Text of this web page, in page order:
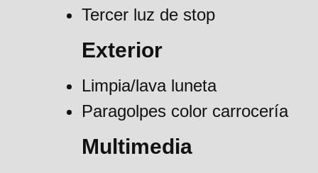
Tercer luz de stop
Exterior
Limpia/lava luneta
Paragolpes color carrocería
Multimedia